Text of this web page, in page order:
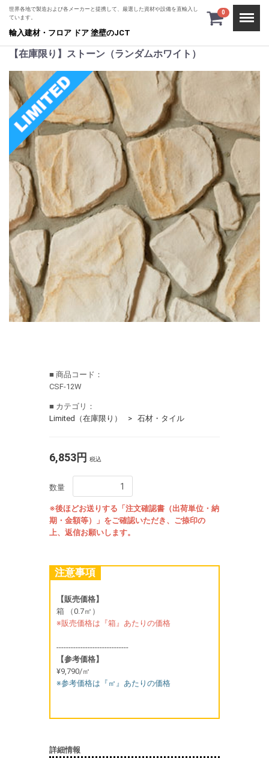
世界各地で製造および各メーカーと提携して、厳選した資材や設備を直輸入し
ています。
輸入建材・フロア ドア 塗壁のJCT
0
【在庫限り】ストーン（ランダムホワイト）
■ 商品コード：
CSF-12W
■ カテゴリ：
Limited（在庫限り）
石材・タイル
6,853円 税込
数量
※後ほどお送りする「注文確認書（出荷単位・納
期・金額等）」をご確認いただき、ご捺印の
上、返信お願いします。
注意事項
【販売価格】
箱 （0.7㎡）
※販売価格は『箱』あたりの価格
------------------------------
【参考価格】
¥9,790/㎡
※参考価格は『㎡』あたりの価格
詳細情報